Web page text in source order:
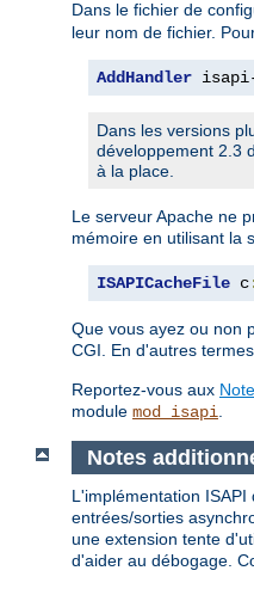
Dans le fichier de
leur nom de fichier.
AddHandler
Dans les versions
développement 2.3
à la place.
Le serveur Apache ne
mémoire en utilisant la
ISAPICacheFile c
Que vous ayez ou non
CGI. En d'autres termes,
Reportez-vous aux
module mod_isapi
Notes
L'implémentation
entrées/sorties
une extension tente
d'aider au débogage.